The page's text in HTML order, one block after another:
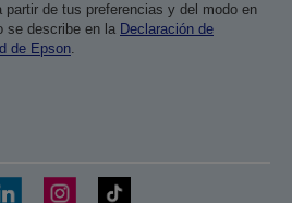
de tus preferencias y del modo en
se describe en la Declaración de
de Epson.